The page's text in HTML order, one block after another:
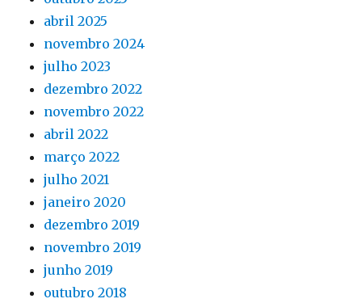
abril 2025
novembro 2024
julho 2023
dezembro 2022
novembro 2022
abril 2022
março 2022
julho 2021
janeiro 2020
dezembro 2019
novembro 2019
junho 2019
outubro 2018